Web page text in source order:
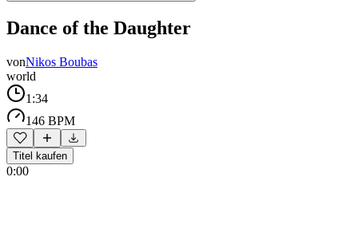
Dance of the Daughter
vonNikos Boubas
world
1:34
146 BPM
Titel kaufen
0:00